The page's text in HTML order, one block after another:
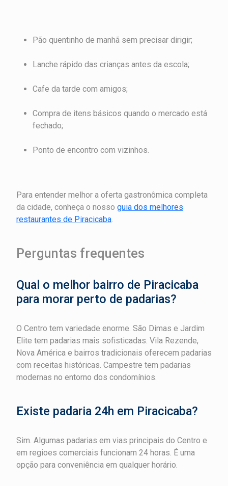
Pão quentinho de manhã sem precisar dirigir;
Lanche rápido das crianças antes da escola;
Cafe da tarde com amigos;
Compra de itens básicos quando o mercado está
fechado;
Ponto de encontro com vizinhos.
Para entender melhor a oferta gastronômica completa
da cidade, conheça o nosso guia dos melhores
restaurantes de Piracicaba.
Perguntas frequentes
Qual o melhor bairro de Piracicaba
para morar perto de padarias?
O Centro tem variedade enorme. São Dimas e Jardim
Elite tem padarias mais sofisticadas. Vila Rezende,
Nova América e bairros tradicionais oferecem padarias
com receitas históricas. Campestre tem padarias
modernas no entorno dos condomínios.
Existe padaria 24h em Piracicaba?
Sim. Algumas padarias em vias principais do Centro e
em regioes comerciais funcionam 24 horas. É uma
opção para conveniência em qualquer horário.